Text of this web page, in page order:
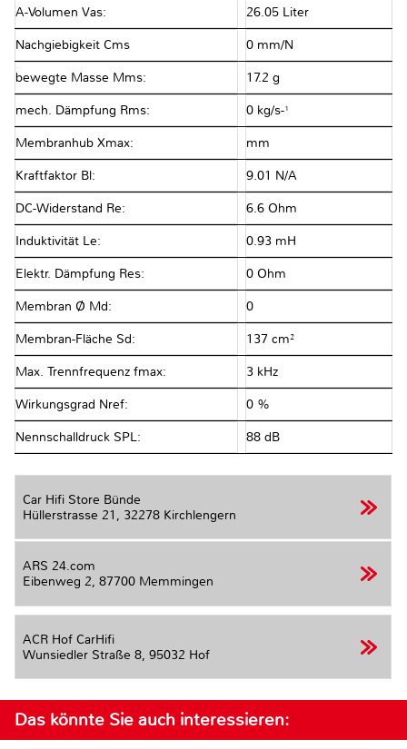
A-Volumen Vas: 26.05 Liter
Nachgiebigkeit Cms 0 mm/N
bewegte Masse Mms: 17.2 g
mech. Dämpfung Rms: 0 kg/s-¹
Membranhub Xmax: mm
Kraftfaktor Bl: 9.01 N/A
DC-Widerstand Re: 6.6 Ohm
Induktivität Le: 0.93 mH
Elektr. Dämpfung Res: 0 Ohm
Membran Ø Md: 0
Membran-Fläche Sd: 137 cm²
Max. Trennfrequenz fmax: 3 kHz
Wirkungsgrad Nref: 0 %
Nennschalldruck SPL: 88 dB
Car Hifi Store Bünde
Hüllerstrasse 21, 32278 Kirchlengern
ARS 24.com
Eibenweg 2, 87700 Memmingen
ACR Hof CarHifi
Wunsiedler Straße 8, 95032 Hof
Das könnte Sie auch interessieren: